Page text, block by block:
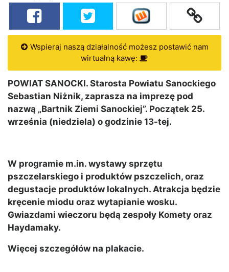
Wspieraj naszą działalność możesz postawić nam
wirtualną kawę:
POWIAT SANOCKI. Starosta Powiatu Sanockiego
Sebastian Niżnik, zaprasza na imprezę pod
nazwą „Bartnik Ziemi Sanockiej”. Początek 25.
września (niedziela) o godzinie 13-tej.
W programie m.in. wystawy sprzętu
pszczelarskiego i produktów pszczelich, oraz
degustacje produktów lokalnych. Atrakcja będzie
kręcenie miodu oraz wytapianie wosku.
Gwiazdami wieczoru będą zespoły Komety oraz
Haydamaky.
Więcej szczegółów na plakacie.